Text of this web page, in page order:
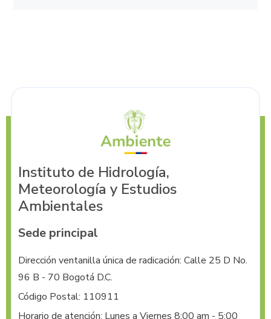
Instituto de Hidrología,
Meteorología y Estudios
Ambientales
Sede principal
Dirección ventanilla única de radicación: Calle 25 D No.
96 B - 70 Bogotá D.C.
Código Postal: 110911
Horario de atención: Lunes a Viernes 8:00 am - 5:00